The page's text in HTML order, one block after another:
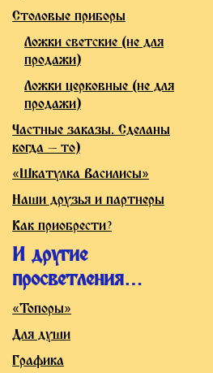
Столовые приборы
Ложки светские (не для
продажи)
Ложки церковные (не для
продажи)
Частные заказы. Сделаны
когда — то)
«Шкатулка Василисы»
Наши друзья и партнеры
Как приобрести?
И другие
просветления…
«Топоры»
Для души
Графика